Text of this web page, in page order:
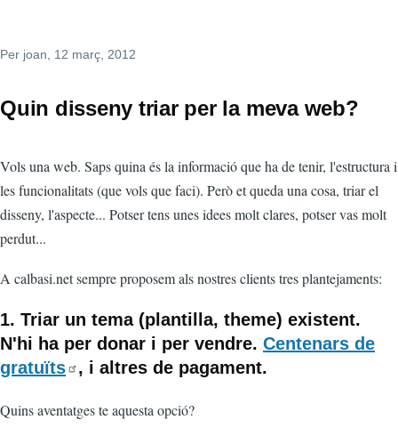
Per joan , 12 març, 2012
Quin disseny triar per la meva web?
Vols una web. Saps quina és la informació que ha de tenir, l'estructura i
les funcionalitats (que vols que faci). Però et queda una cosa, triar el
disseny, l'aspecte... Potser tens unes idees molt clares, potser vas molt
perdut...
A calbasi.net sempre proposem als nostres clients tres plantejaments:
1. Triar un tema (plantilla, theme) existent.
N'hi ha per donar i per vendre. Centenars de
gratuïts
, i altres de pagament.
Quins aventatges te aquesta opció?